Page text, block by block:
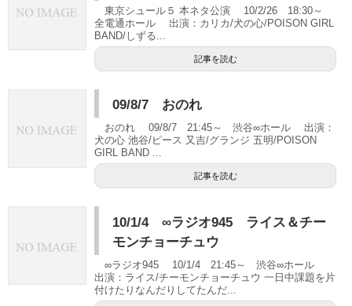
東京シュール５ 本ネタ公演 10/2/26 18:30～
全電通ホール 出演：カリカ/犬の心/POISON GIRL
BAND/しずる...
記事を読む
09/8/7 おのれ
おのれ 09/8/7 21:45～ 渋谷∞ホール 出演：
犬の心 池谷/ピース 又吉/グランジ 五明/POISON
GIRL BAND ...
記事を読む
10/1/4 ∞ラジオ945 ライス＆チー
モンチョーチュウ
∞ラジオ945 10/1/4 21:45～ 渋谷∞ホール
出演：ライス/チーモンチョーチュウ 一日中課題を片
付けたりなんだりしてたんだ...